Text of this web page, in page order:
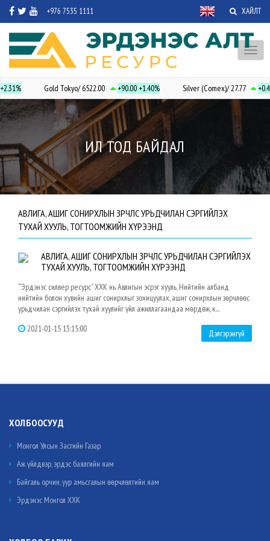
+976 7535 1111 ХАЙЛТ
Gold Tokyo/ 6522.00 +90.00+1.40% Silver (Comex)/ 27.77
ИЛ ТОД БАЙДАЛ
АВЛИГА, АШИГ СОНИРХЛЫН ЗӨРЧЛӨӨС УРЬДЧИЛАН СЭРГИЙЛЭХ
ТУХАЙ ХУУЛЬ, ТОГТООМЖИЙН ХҮРЭЭНД
АВЛИГА, АШИГ СОНИРХЛЫН ЗӨРЧЛӨӨС УРЬДЧИЛАН СЭРГИЙЛЭХ
ТУХАЙ ХУУЛЬ, ТОГТООМЖИЙН ХҮРЭЭНД
“Эрдэнэс силвер ресурс” ХХК нь Авлигын эсрэг хууль, Нийтийн албанд
нийтийн болон хувийн ашиг сонирхлыг зохицуулах, ашиг сонирхлын зөрчлөөс
урьдчилан сэргийлэх тухай хуулийг үйл ажиллагаандаа мөрдөж, к...
2021-01-15 13:15:00
Дэлгэрэнгүй
ХОЛБООСУУД
Монгол Улсын Засгийн Газар
Аж үйлдвэр, эрдэс баялгийн яам
Байгаль орчин, уур амьсгалын өөрчлөлтийн яам
Эрдэнэс Монгол ХХК